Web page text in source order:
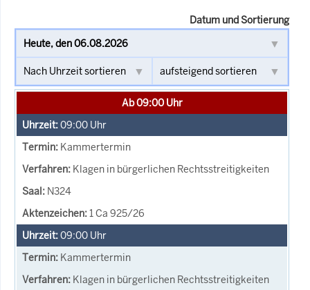
Datum und Sortierung
Ab 09:00 Uhr
09:00 Uhr
Kammertermin
Klagen in bürgerlichen Rechtsstreitigkeiten
N324
1 Ca 925/26
09:00 Uhr
Kammertermin
Klagen in bürgerlichen Rechtsstreitigkeiten